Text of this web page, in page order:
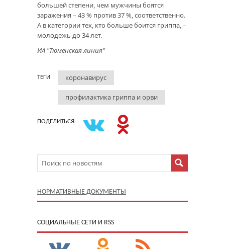
большей степени, чем мужчины боятся
заражения – 43 % против 37 %, соответственно.
А в категории тех, кто больше боится гриппа, –
молодежь до 34 лет.
ИА "Тюменская линия"
ТЕГИ коронавирус
профилактика гриппа и орви
ПОДЕЛИТЬСЯ:
НОРМАТИВНЫЕ ДОКУМЕНТЫ
CОЦИАЛЬНЫЕ СЕТИ И RSS